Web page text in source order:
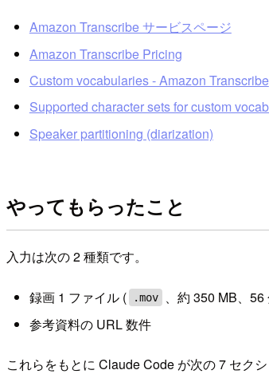
Amazon Transcribe サービスページ
Amazon Transcribe Pricing
Custom vocabularies - Amazon Transcribe
Supported character sets for custom
Speaker partitioning (diarization)
やってもらったこと
入力は次の 2 種類です。
録画 1 ファイル ( .mov
、約 350 MB、
参考資料の URL 数件
これらをもとに Claude Code が次の 7 セク